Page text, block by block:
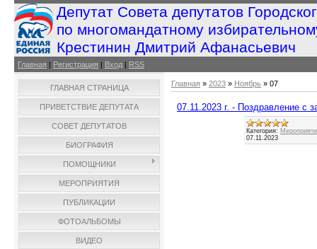
Депутат Совета депутатов
по многомандатному
Крестинин Дмитрий Афанасьевич
Главная | Регистрация | Вход | RSS
ГЛАВНАЯ СТРАНИЦА
ПРИВЕТСТВИЕ ДЕПУТАТА
СОВЕТ ДЕПУТАТОВ
БИОГРАФИЯ
ПОМОЩНИКИ
МЕРОПРИЯТИЯ
ПУБЛИКАЦИИ
ФОТОАЛЬБОМЫ
ВИДЕО
Главная » 2023 » Ноябрь » 07
07.11.2023 г. - Поздравление с
Категория:
07.11.2023